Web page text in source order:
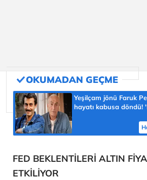
Yeşilçam jönü Faruk
hayatı kabusa döndü!
FED BEKLENTİLERİ ALTIN
ETKİLİYOR